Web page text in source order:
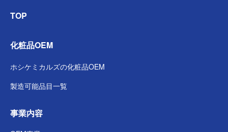
TOP
化粧品OEM
ホシケミカルズの化粧品OEM
製造可能品目一覧
事業内容